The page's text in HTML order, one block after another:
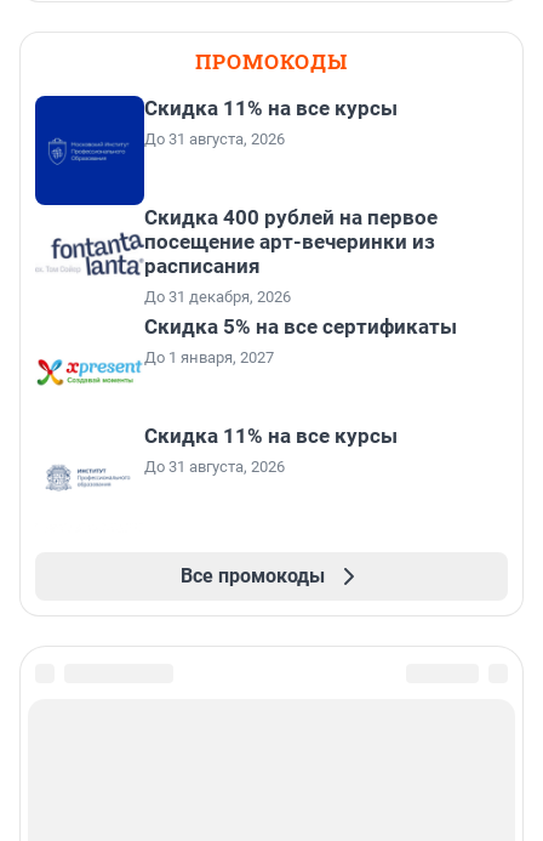
ПРОМОКОДЫ
Скидка 11% на все курсы
До 31 августа, 2026
Cкидка 400 рублей на первое
посещение арт-вечеринки из
расписания
До 31 декабря, 2026
Скидка 5% на все сертификаты
До 1 января, 2027
Скидка 11% на все курсы
До 31 августа, 2026
Все промокоды